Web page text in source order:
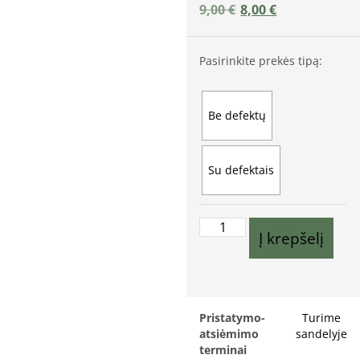
9,00€ 8,00€
Pasirinkite prekės tipą:
Be defektų
Su defektais
Į krepšelį
Pristatymo-
atsiėmimo
terminai
Turime
sandelyje